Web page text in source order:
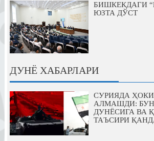
БИШКЕКДАГИ
ЮЗТА ДЎСТ
ДУНЁ ХАБАРЛАРИ
СУРИЯДА
АЛМАШДИ:
ДУНЁСИГА ВА
ТАЪСИРИ